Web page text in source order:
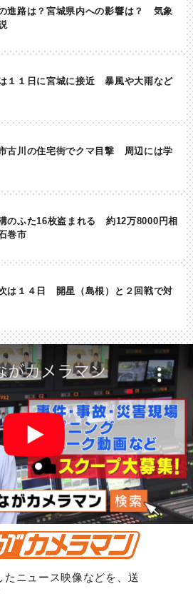
進路は？宮城県内への影響は？ 気象
１１日に宮城に接近 暴風や大雨など
古川の住宅街でクマ目撃 周辺には学
のふた16枚盗まれる 約12万8000円相
巻市
は１４日 開星（島根）と２回戦で対
たニュース映像などを、送